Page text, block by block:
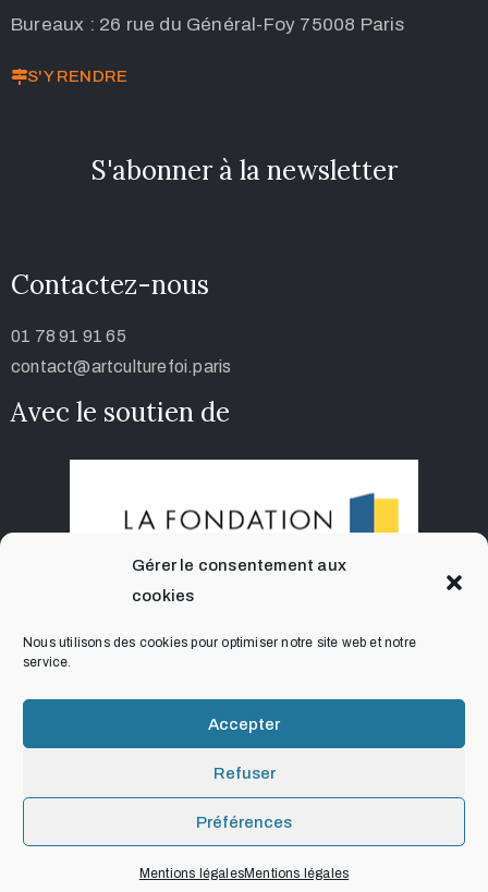
Gérer le consentement aux
cookies
Nous utilisons des cookies pour optimiser notre site web et notre
service.
Accepter
Refuser
Préférences
Mentions légalesMentions légales
Bureaux : 26 rue du Général-Foy 75008 Paris
S'Y RENDRE
S'abonner à la newsletter
Contactez-nous
01 78 91 91 65
contact@artculturefoi.paris
Avec le soutien de